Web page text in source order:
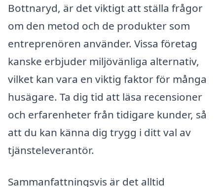
Bottnaryd, är det viktigt att ställa frågor
om den metod och de produkter som
entreprenören använder. Vissa företag
kanske erbjuder miljövänliga alternativ,
vilket kan vara en viktig faktor för många
husägare. Ta dig tid att läsa recensioner
och erfarenheter från tidigare kunder, så
att du kan känna dig trygg i ditt val av
tjänsteleverantör.
Sammanfattningsvis är det alltid